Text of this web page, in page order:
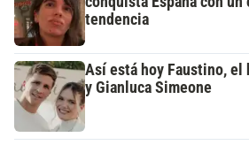
tendencia
Así está hoy Faustino, el
y Gianluca Simeone